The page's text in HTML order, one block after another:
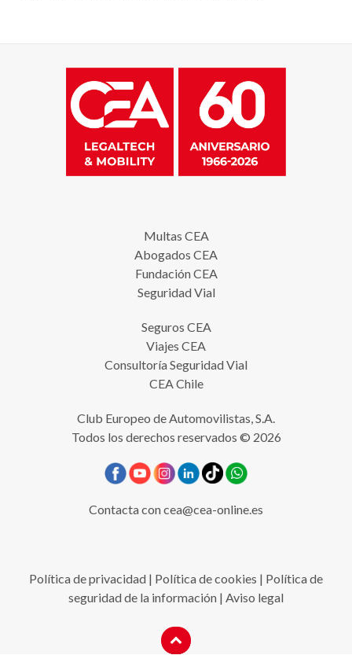
Multas CEA
Abogados CEA
Fundación CEA
Seguridad Vial
Seguros CEA
Viajes CEA
Consultoría Seguridad Vial
CEA Chile
Club Europeo de Automovilistas, S.A.
Todos los derechos reservados © 2026
Contacta concea@cea-online.es
Política de privacidad | Política de cookies | Política de
seguridad de la información | Aviso legal